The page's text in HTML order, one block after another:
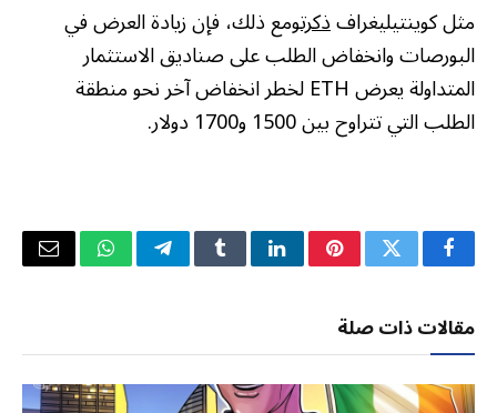
مثل كوينتيليغرافذكرتومع ذلك، فإن زيادة العرض في
البورصات وانخفاض الطلب على صناديق الاستثمار
المتداولة يعرض ETH لخطر انخفاض آخر نحو منطقة
الطلب التي تتراوح بين 1500 و1700 دولار.
فيسبوكتويتر بينتيريستلينكدإنTumblrتيلقرامواتسابالبريد
مقالات ذات صلة